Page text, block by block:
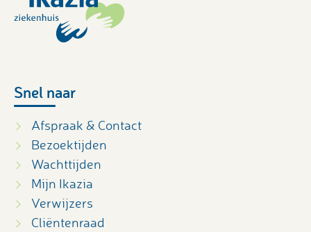
Snel naar
Afspraak & Contact
Bezoektijden
Wachttijden
Mijn Ikazia
Verwijzers
Cliëntenraad